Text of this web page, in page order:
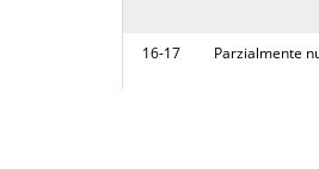
14 - 20
16-17 Parzialmente